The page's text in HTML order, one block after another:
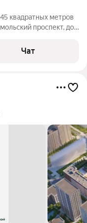
квадратных метров
проспект, дом
двухкомнатная
Чат